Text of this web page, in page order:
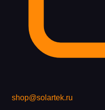
shop@solartek.ru